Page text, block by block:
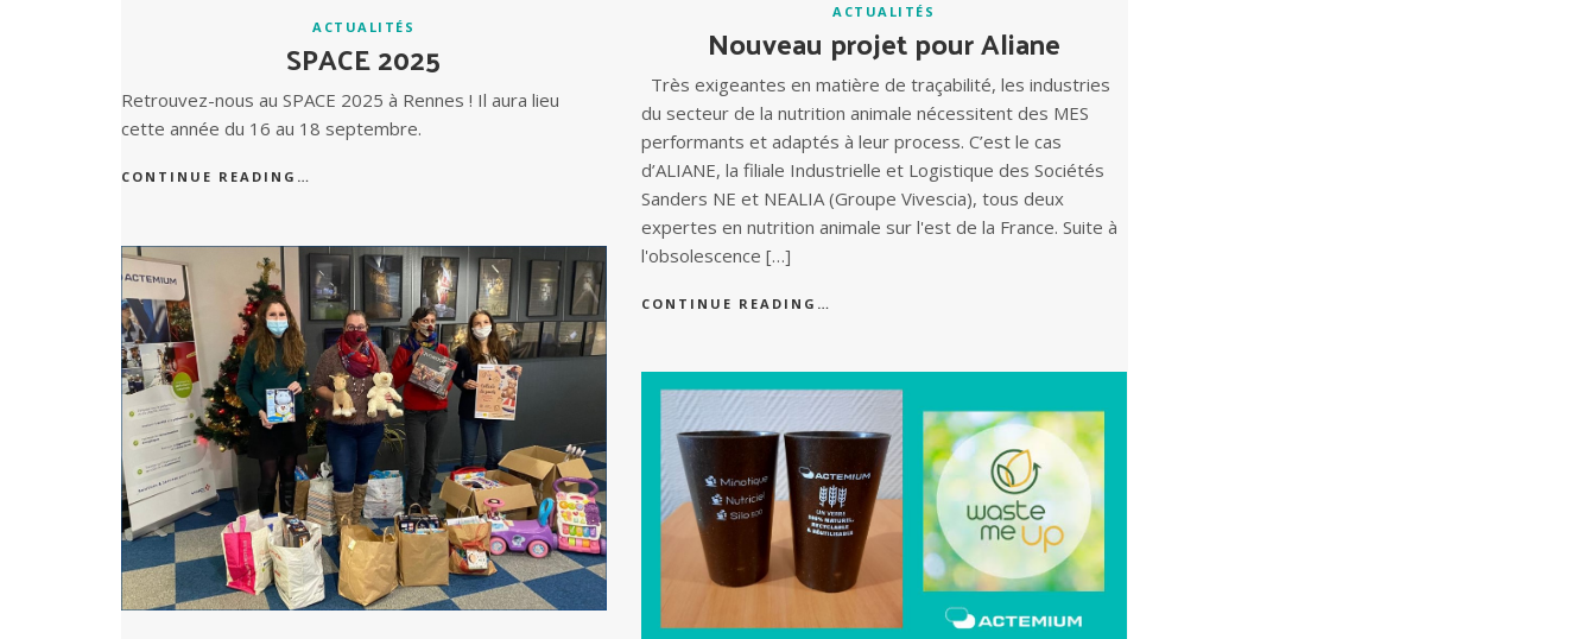
ACTUALITÉS
SPACE 2025
Retrouvez-nous au SPACE 2025 à Rennes ! Il aura lieu
cette année du 16 au 18 septembre.
CONTINUE READING…
ACTUALITÉS
Nouveau projet pour Aliane
Très exigeantes en matière de traçabilité, les industries
du secteur de la nutrition animale nécessitent des MES
performants et adaptés à leur process. C’est le cas
d’ALIANE, la filiale Industrielle et Logistique des Sociétés
Sanders NE et NEALIA (Groupe Vivescia), tous deux
expertes en nutrition animale sur l'est de la France. Suite à
l'obsolescence […]
CONTINUE READING…